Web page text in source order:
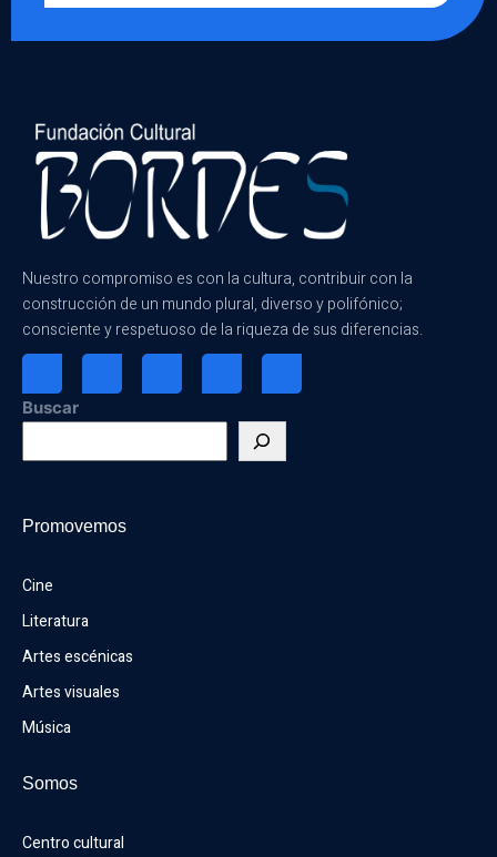
Nuestro compromiso es con la cultura, contribuir con la
construcción de un mundo plural, diverso y polifónico;
consciente y respetuoso de la riqueza de sus diferencias.
Buscar
Promovemos
Cine
Literatura
Artes escénicas
Artes visuales
Música
Somos
Centro cultural